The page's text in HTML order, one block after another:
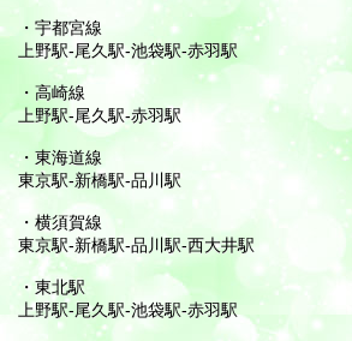
・宇都宮線
上野駅-尾久駅-池袋駅-赤羽駅
・高崎線
上野駅-尾久駅-赤羽駅
・東海道線
東京駅-新橋駅-品川駅
・横須賀線
東京駅-新橋駅-品川駅-西大井駅
・東北駅
上野駅-尾久駅-池袋駅-赤羽駅